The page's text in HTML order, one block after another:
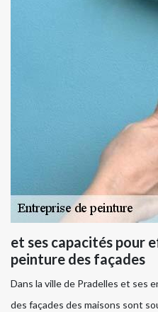
et ses capacités pour
peinture des façades
Dans la ville de Pradelles et ses
des façades des maisons sont